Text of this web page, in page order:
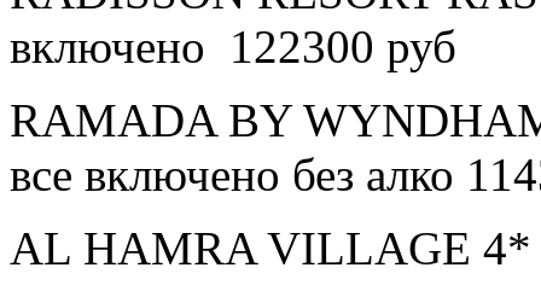
включено 122300 руб
RAMADA BY
все включено без алко
AL HAMRA VILLAGE 4*